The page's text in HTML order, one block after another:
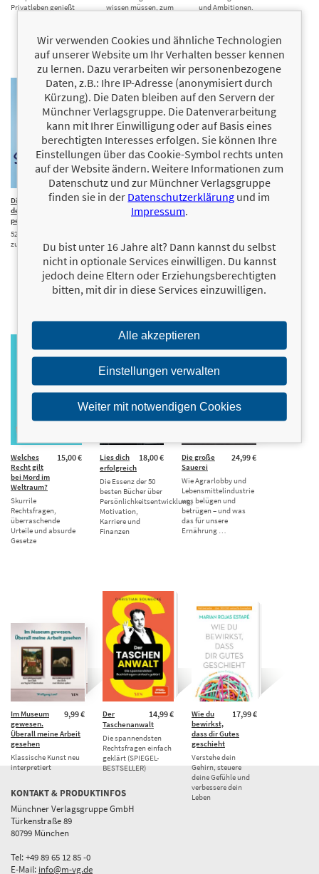
Privatleben genießt
wissen müssen, zum
und Ambitionen.
18,00 €
Die Kunst
des
perfekten Scheiterns
52 todsichere Wege
zum Misserfolg
12,00 €
Recht besinnlich
Der juristische Adventskalender. 24
15,00 €
Welches
Recht gilt
bei Mord im
Weltraum?
Skurrile
Rechtsfragen,
überraschende
Urteile und absurde
Gesetze
18,00 €
Lies dich
erfolgreich
Die Essenz der 50
besten Bücher über
Persönlichkeitsentwicklung,
Motivation,
Karriere und
Finanzen
24,99 €
Die große
Sauerei
Wie Agrarlobby und
Lebensmittelindustrie
uns belügen und
betrügen – und was
das für unsere
Ernährung …
9,99 €
Im Museum
gewesen.
Überall meine Arbeit
gesehen
Klassische Kunst neu
interpretiert
14,99 €
Der
Taschenanwalt
Die spannendsten
Rechtsfragen einfach
geklärt (SPIEGEL-
BESTSELLER)
17,99 €
Wie du
bewirkst,
dass dir Gutes
geschieht
Verstehe dein
Gehirn, steuere
deine Gefühle und
verbessere dein
Leben
KONTAKT & PRODUKTINFOS
Münchner Verlagsgruppe GmbH
Türkenstraße 89
80799 München
Tel: +49 89 65 12 85 -0
E-Mail: info@m-vg.de
Wir verwenden Cookies und ähnliche Technologien
auf unserer Website um Ihr Verhalten besser kennen
zu lernen. Dazu verarbeiten wir personenbezogene
Daten, z.B.: Ihre IP-Adresse (anonymisiert durch
Kürzung). Die Daten bleiben auf den Servern der
Münchner Verlagsgruppe. Die Datenverarbeitung
kann mit Ihrer Einwilligung oder auf Basis eines
berechtigten Interesses erfolgen. Sie können Ihre
Einstellungen über das Cookie-Symbol rechts unten
auf der Website ändern. Weitere Informationen zum
Datenschutz und zur Münchner Verlagsgruppe
finden sie in der Datenschutzerklärung und im
Impressum.
Du bist unter 16 Jahre alt? Dann kannst du selbst
nicht in optionale Services einwilligen. Du kannst
jedoch deine Eltern oder Erziehungsberechtigten
bitten, mit dir in diese Services einzuwilligen.
Alle akzeptieren
Einstellungen verwalten
Weiter mit notwendigen Cookies